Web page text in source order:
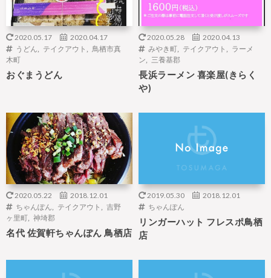
2020.05.17 2020.04.17
うどん テイクアウト
鳥栖市真
木町
おぐまうどん
2020.05.28 2020.04.13
みやき町 テイクアウト
ラーメ
ン
三養基郡
長浜ラーメン 喜楽屋(きらく
や)
2020.05.22 2018.12.01
ちゃんぽん テイクアウト
吉野
ヶ里町
神埼郡
名代 佐賀軒ちゃんぽん 鳥栖店
2019.05.30 2018.12.01
ちゃんぽん
リンガーハット フレスポ鳥栖
店